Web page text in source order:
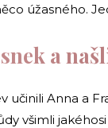
úžasného.
a
učinili Anna a
všimli